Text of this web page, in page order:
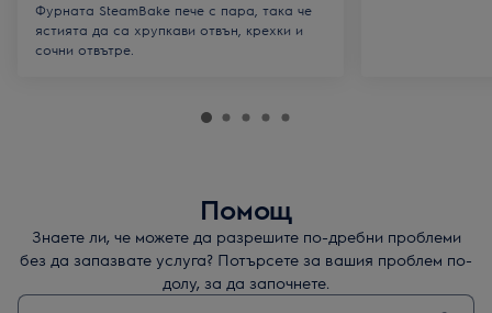
Фурната SteamBake пече с пара, така че
ястията да са хрупкави отвън, крехки и
сочни отвътре.
Помощ
Знаете ли, че можете да разрешите по-дребни проблеми
без да запазвате услуга? Потърсете за вашия проблем по-
долу, за да започнете.
Въведете текст за да потърсите статии за поддръжка